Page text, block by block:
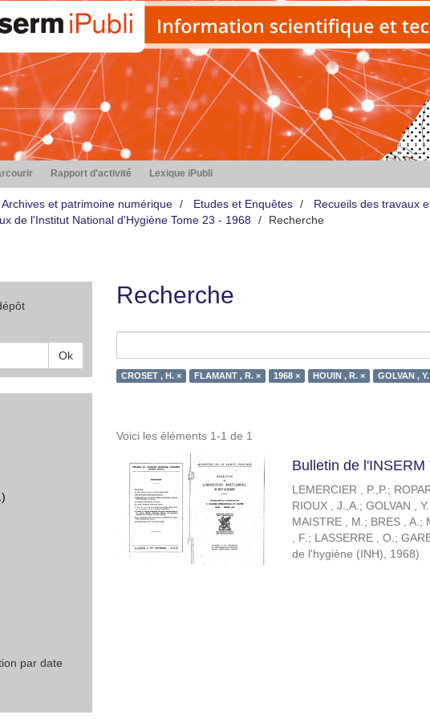
Rapport d'activité Lexique iPubli
Archives et patrimoine numérique Etudes et Enquêtes
Recueils des travaux
de l'Institut National d'Hygiène Tome 23 - 1968
Recherche
Ok
par date
Recherche
CROSET , H. × FLAMANT , R. × 1968 × HOUIN , R. × GOLVAN ,
Voici les éléments 1-1 de 1
Bulletin de l'INSERM
LEMERCIER , P.,P.;
RIOUX , J.,A.; GOLVAN , Y.
MAISTRE , M.; BRES , A.;
, F.; LASSERRE , O.;
de l'hygiène (INH), 1968)